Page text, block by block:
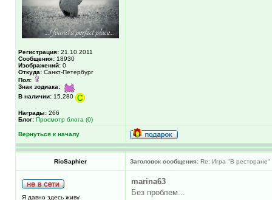
Регистрация: 21.10.2011
Сообщения: 18930
Изображений: 0
Откуда: Санкт-Петербург
Пол:
Знак зодиака:
В наличии: 15,280
Награды: 266
Блог: Просмотр блога (0)
Вернуться к началу
RioSaphier Заголовок сообщения: Re: Игра "В ресторане"
Я давно здесь живу
marina63
Без проблем...